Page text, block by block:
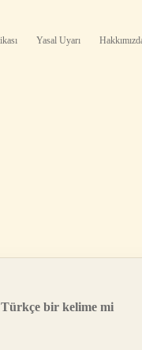
Yasal Uyarı
bir kelime mi